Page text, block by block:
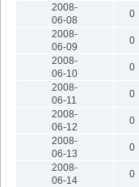
2008-
06-08
0
2008-
06-09
0
2008-
06-10
0
2008-
06-11
0
2008-
06-12
0
2008-
06-13
0
2008-
06-14
0